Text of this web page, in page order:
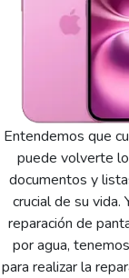
Entendemos que
puede volverte
documentos y
crucial de su vida.
reparación de
por agua,
para realizar la